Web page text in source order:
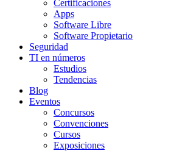
Certificaciones
Apps
Software Libre
Software Propietario
Seguridad
TI en números
Estudios
Tendencias
Blog
Eventos
Concursos
Convenciones
Cursos
Exposiciones